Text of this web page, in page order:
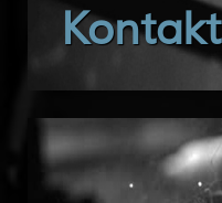
Kontakt